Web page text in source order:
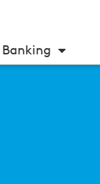
Banking